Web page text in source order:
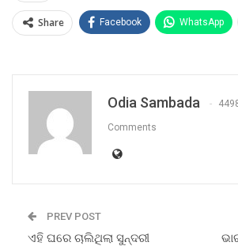
Share Facebook WhatsApp
Odia Sambada
Comments
PREV POST
ଏହି ଘରେ ଚାଲିଥିଲା ସୁନ୍ଦରୀ